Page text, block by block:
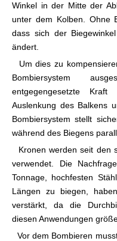
Winkel in der Mitte der
unter dem Kolben. Ohne
dass sich der
ändert.
Um dies zu
Bombiersystem
entgegengesetzte
Auslenkung des Balkens
Bombiersystem stellt
während des Biegens
Kronen werden seit den
verwendet. Die
Tonnage, hochfesten
Längen zu biegen,
verstärkt, da die
diesen Anwendungen
Vor dem Bombieren